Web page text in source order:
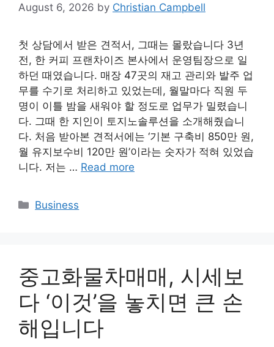
August 6, 2026 by Christian Campbell
첫 상담에서 받은 견적서, 그때는 몰랐습니다 3년
전, 한 커피 프랜차이즈 본사에서 운영팀장으로 일
하던 때였습니다. 매장 47곳의 재고 관리와 발주 업
무를 수기로 처리하고 있었는데, 월말마다 직원 두
명이 이틀 밤을 새워야 할 정도로 업무가 밀렸습니
다. 그때 한 지인이 토지노솔루션을 소개해줬습니
다. 처음 받아본 견적서에는 ‘기본 구축비 850만 원,
월 유지보수비 120만 원’이라는 숫자가 적혀 있었습
니다. 저는 … Read more
Categories
Business
중고화물차매매, 시세보
다 ‘이것’을 놓치면 큰 손
해입니다